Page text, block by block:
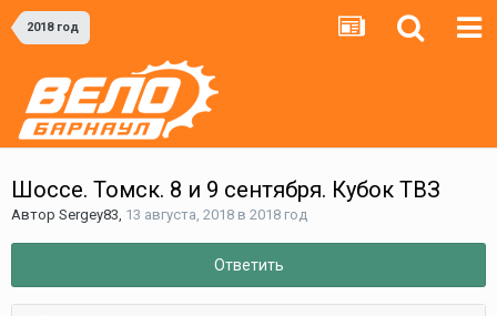
2018 год
Шоссе. Томск. 8 и 9 сентября. Кубок ТВЗ
Автор Sergey83, 13 августа, 2018 в 2018 год
Ответить